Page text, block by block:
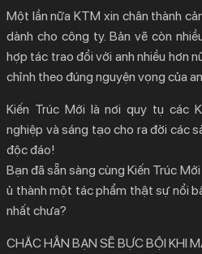
Một lần nữa KTM xin chân thành
dành cho công ty. Bản vẽ còn
hợp tác trao đổi với anh nhiều hơn
chỉnh theo đúng nguyện vọng của
Kiến Trúc Mới là nơi quy tụ các
nghiệp và sáng tạo cho ra đời các
độc đáo!
Bạn đã sẵn sàng cùng Kiến Trúc
ủ thành một tác phẩm thật sự nổi
nhất chưa?
CHẮC HẲN BẠN SẼ BỰC BỘI KHI